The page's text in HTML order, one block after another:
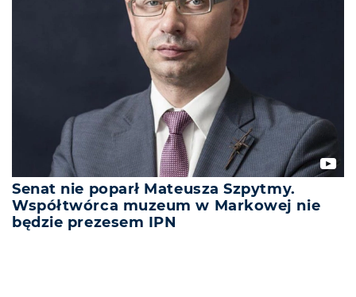
Senat nie poparł Mateusza Szpytmy.
Współtwórca muzeum w Markowej nie
będzie prezesem IPN